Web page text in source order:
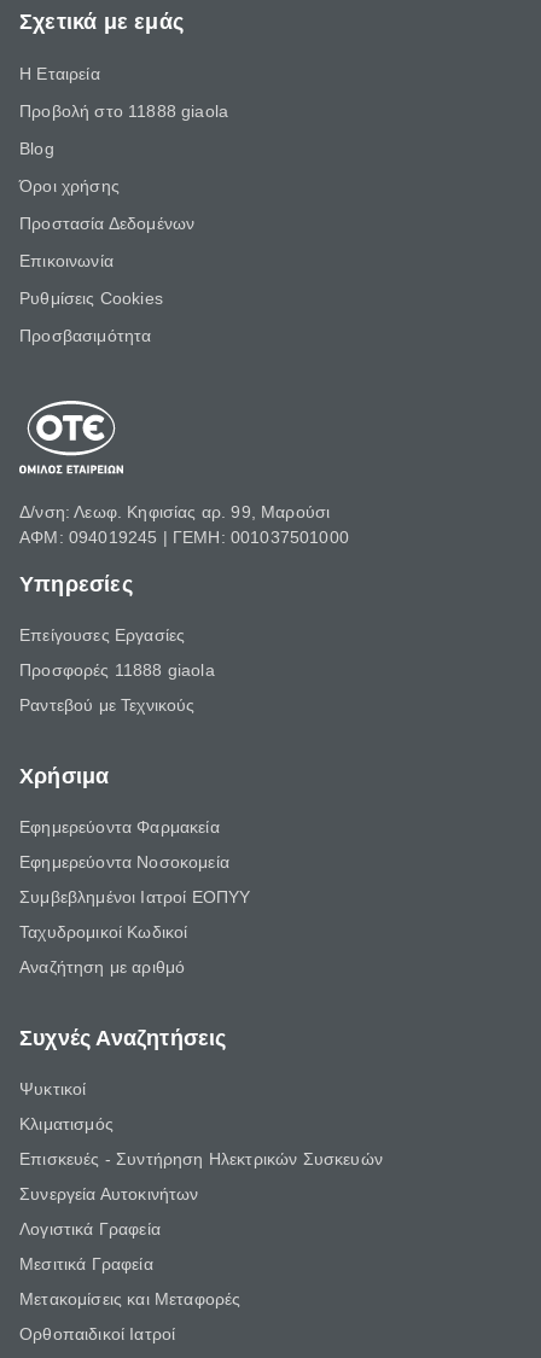
Σχετικά με εμάς
Η Εταιρεία
Προβολή στο 11888 giaola
Blog
Όροι χρήσης
Προστασία Δεδομένων
Επικοινωνία
Ρυθμίσεις Cookies
Προσβασιμότητα
Δ/νση: Λεωφ. Κηφισίας αρ. 99, Μαρούσι
ΑΦΜ: 094019245 | ΓΕΜΗ: 001037501000
Υπηρεσίες
Επείγουσες Εργασίες
Προσφορές 11888 giaola
Ραντεβού με Τεχνικούς
Χρήσιμα
Εφημερεύοντα Φαρμακεία
Εφημερεύοντα Νοσοκομεία
Συμβεβλημένοι Ιατροί ΕΟΠΥΥ
Ταχυδρομικοί Κωδικοί
Αναζήτηση με αριθμό
Συχνές Αναζητήσεις
Ψυκτικοί
Κλιματισμός
Επισκευές - Συντήρηση Ηλεκτρικών Συσκευών
Συνεργεία Αυτοκινήτων
Λογιστικά Γραφεία
Μεσιτικά Γραφεία
Μετακομίσεις και Μεταφορές
Ορθοπαιδικοί Ιατροί